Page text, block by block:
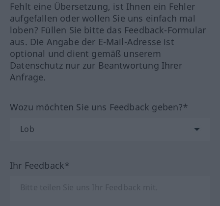
Fehlt eine Übersetzung, ist Ihnen ein Fehler
aufgefallen oder wollen Sie uns einfach mal
loben? Füllen Sie bitte das Feedback-Formular
aus. Die Angabe der E-Mail-Adresse ist
optional und dient gemäß unserem
Datenschutz nur zur Beantwortung Ihrer
Anfrage.
Wozu möchten Sie uns Feedback geben?*
Ihr Feedback*